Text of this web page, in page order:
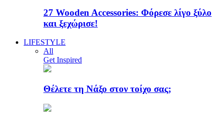
27 Wooden Accessories: Φόρεσε λίγο ξύλο
και ξεχώρισε!
LIFESTYLE
All
Get Inspired
Θέλετε τη Νάξο στον τοίχο σας;